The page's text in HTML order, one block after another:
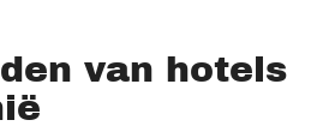
van hotels